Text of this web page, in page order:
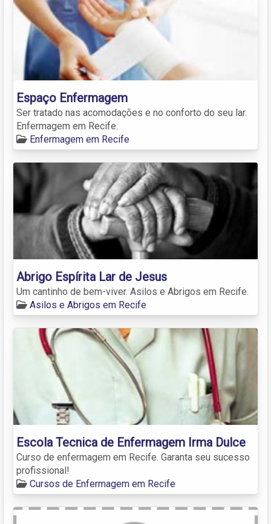
Espaço Enfermagem
Ser tratado nas acomodações e no conforto do seu lar.
Enfermagem em Recife.
Enfermagem em Recife
Abrigo Espírita Lar de Jesus
Um cantinho de bem-viver. Asilos e Abrigos em Recife.
Asilos e Abrigos em Recife
Escola Tecnica de Enfermagem Irma Dulce
Curso de enfermagem em Recife. Garanta seu sucesso
profissional!
Cursos de Enfermagem em Recife